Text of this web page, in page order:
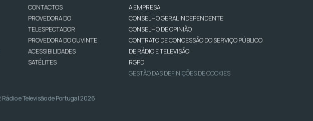
CONTACTOS
PROVEDORA DO
TELESPECTADOR
PROVEDORA DO OUVINTE
ACESSIBILIDADES
SATÉLITES
A EMPRESA
CONSELHO GERAL INDEPENDENTE
CONSELHO DE OPINIÃO
CONTRATO DE CONCESSÃO DO SERVIÇO PÚBLICO
DE RÁDIO E TELEVISÃO
RGPD
GESTÃO DAS DEFINIÇÕES DE COOKIES
Rádio e Televisão de Portugal 2026